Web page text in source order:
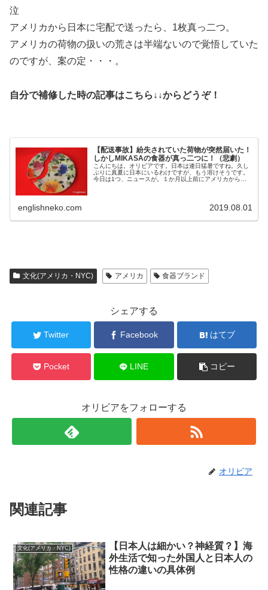
泣
アメリカから日本に宅配で送ったら、1枚真っ二つ。
アメリカの荷物の扱いの荒さは半端ないので覚悟していた
のですが、案の定・・・。
自分で補修した時の記事はこちら↓↓からどうぞ！
【配送事故】紛失されていた荷物が突然届いた！
しかしMIKASAの食器が真っ二つに！（悲劇）
こんにちは。オリビアです。日本は連日猛暑ですね。久し
ぶりに真夏に日本にいるわけですが、もう溶けそうです。
今日は1つ、ニュースが。１か月以上前にアメリカから送
englishneko.com 2019.08.01
文化(アメリカ・NYC) アメリカ 食器ブランド
シェアする
Twitter Facebook はてブ
Pocket LINE コピー
オリビアをフォローする
オリビア
関連記事
文化(アメリカ・NYC)
【日本人は細かい？神経質？】海
外生活で知った外国人と日本人の
性格の違いの具体例